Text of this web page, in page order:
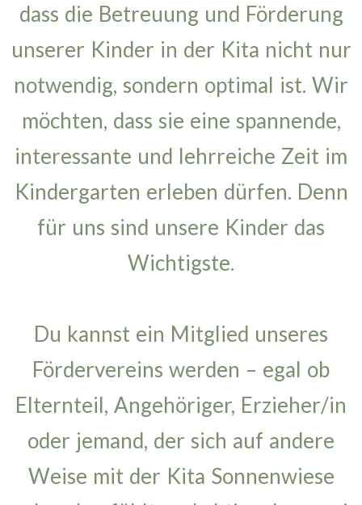
dass die Betreuung und Förderung
unserer Kinder in der Kita nicht nur
notwendig, sondern optimal ist. Wir
möchten, dass sie eine spannende,
interessante und lehrreiche Zeit im
Kindergarten erleben dürfen. Denn
für uns sind unsere Kinder das
Wichtigste.
Du kannst ein Mitglied unseres
Fördervereins werden – egal ob
Elternteil, Angehöriger, Erzieher/in
oder jemand, der sich auf andere
Weise mit der Kita Sonnenwiese